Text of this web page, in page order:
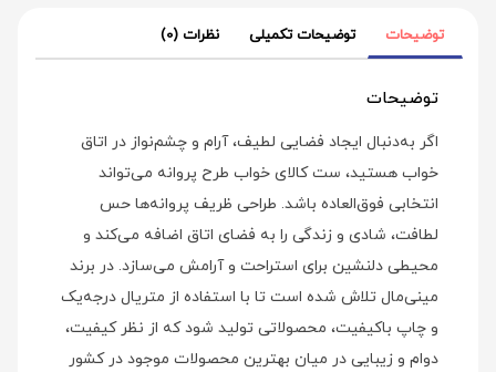
توضیحات توضیحات تکمیلی نظرات (0)
توضیحات
اگر به‌دنبال ایجاد فضایی لطیف، آرام و چشم‌نواز در اتاق
خواب هستید، ست کالای خواب طرح پروانه می‌تواند
انتخابی فوق‌العاده باشد. طراحی ظریف پروانه‌ها حس
لطافت، شادی و زندگی را به فضای اتاق اضافه می‌کند و
محیطی دلنشین برای استراحت و آرامش می‌سازد. در برند
مینی‌مال تلاش شده است تا با استفاده از متریال درجه‌یک
و چاپ باکیفیت، محصولاتی تولید شود که از نظر کیفیت،
دوام و زیبایی در میان بهترین محصولات موجود در کشور